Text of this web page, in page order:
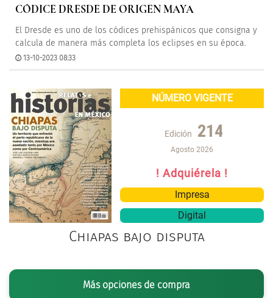
CÓDICE DRESDE DE ORIGEN MAYA
El Dresde es uno de los códices prehispánicos que consigna y
calcula de manera más completa los eclipses en su época.
13-10-2023 08:33
NÚMERO VIGENTE
Edición 214
Agosto 2026
! Adquiérela !
Impresa
Digital
Chiapas bajo disputa
Más opciones de compra